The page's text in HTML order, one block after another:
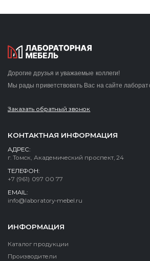
Дорогие друзья и уважаемые коллеги!
Мы рады приветствовать Вас на сайте
Заказать обратный звонок
КОНТАКТНАЯ ИНФОРМАЦИЯ
АДРЕС:
г. Томск, Академический проспект, 24
ТЕЛЕФОН:
+7 (961) 097 00 77
EMAIL:
info@laboratory-mebel.ru
ИНФОРМАЦИЯ
Каталог продукции
Производители